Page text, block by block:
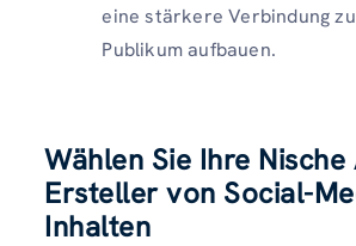
eine stärkere Verbindung
Publikum aufbauen.
Wählen Sie Ihre Nische
Ersteller von Social-
Inhalten